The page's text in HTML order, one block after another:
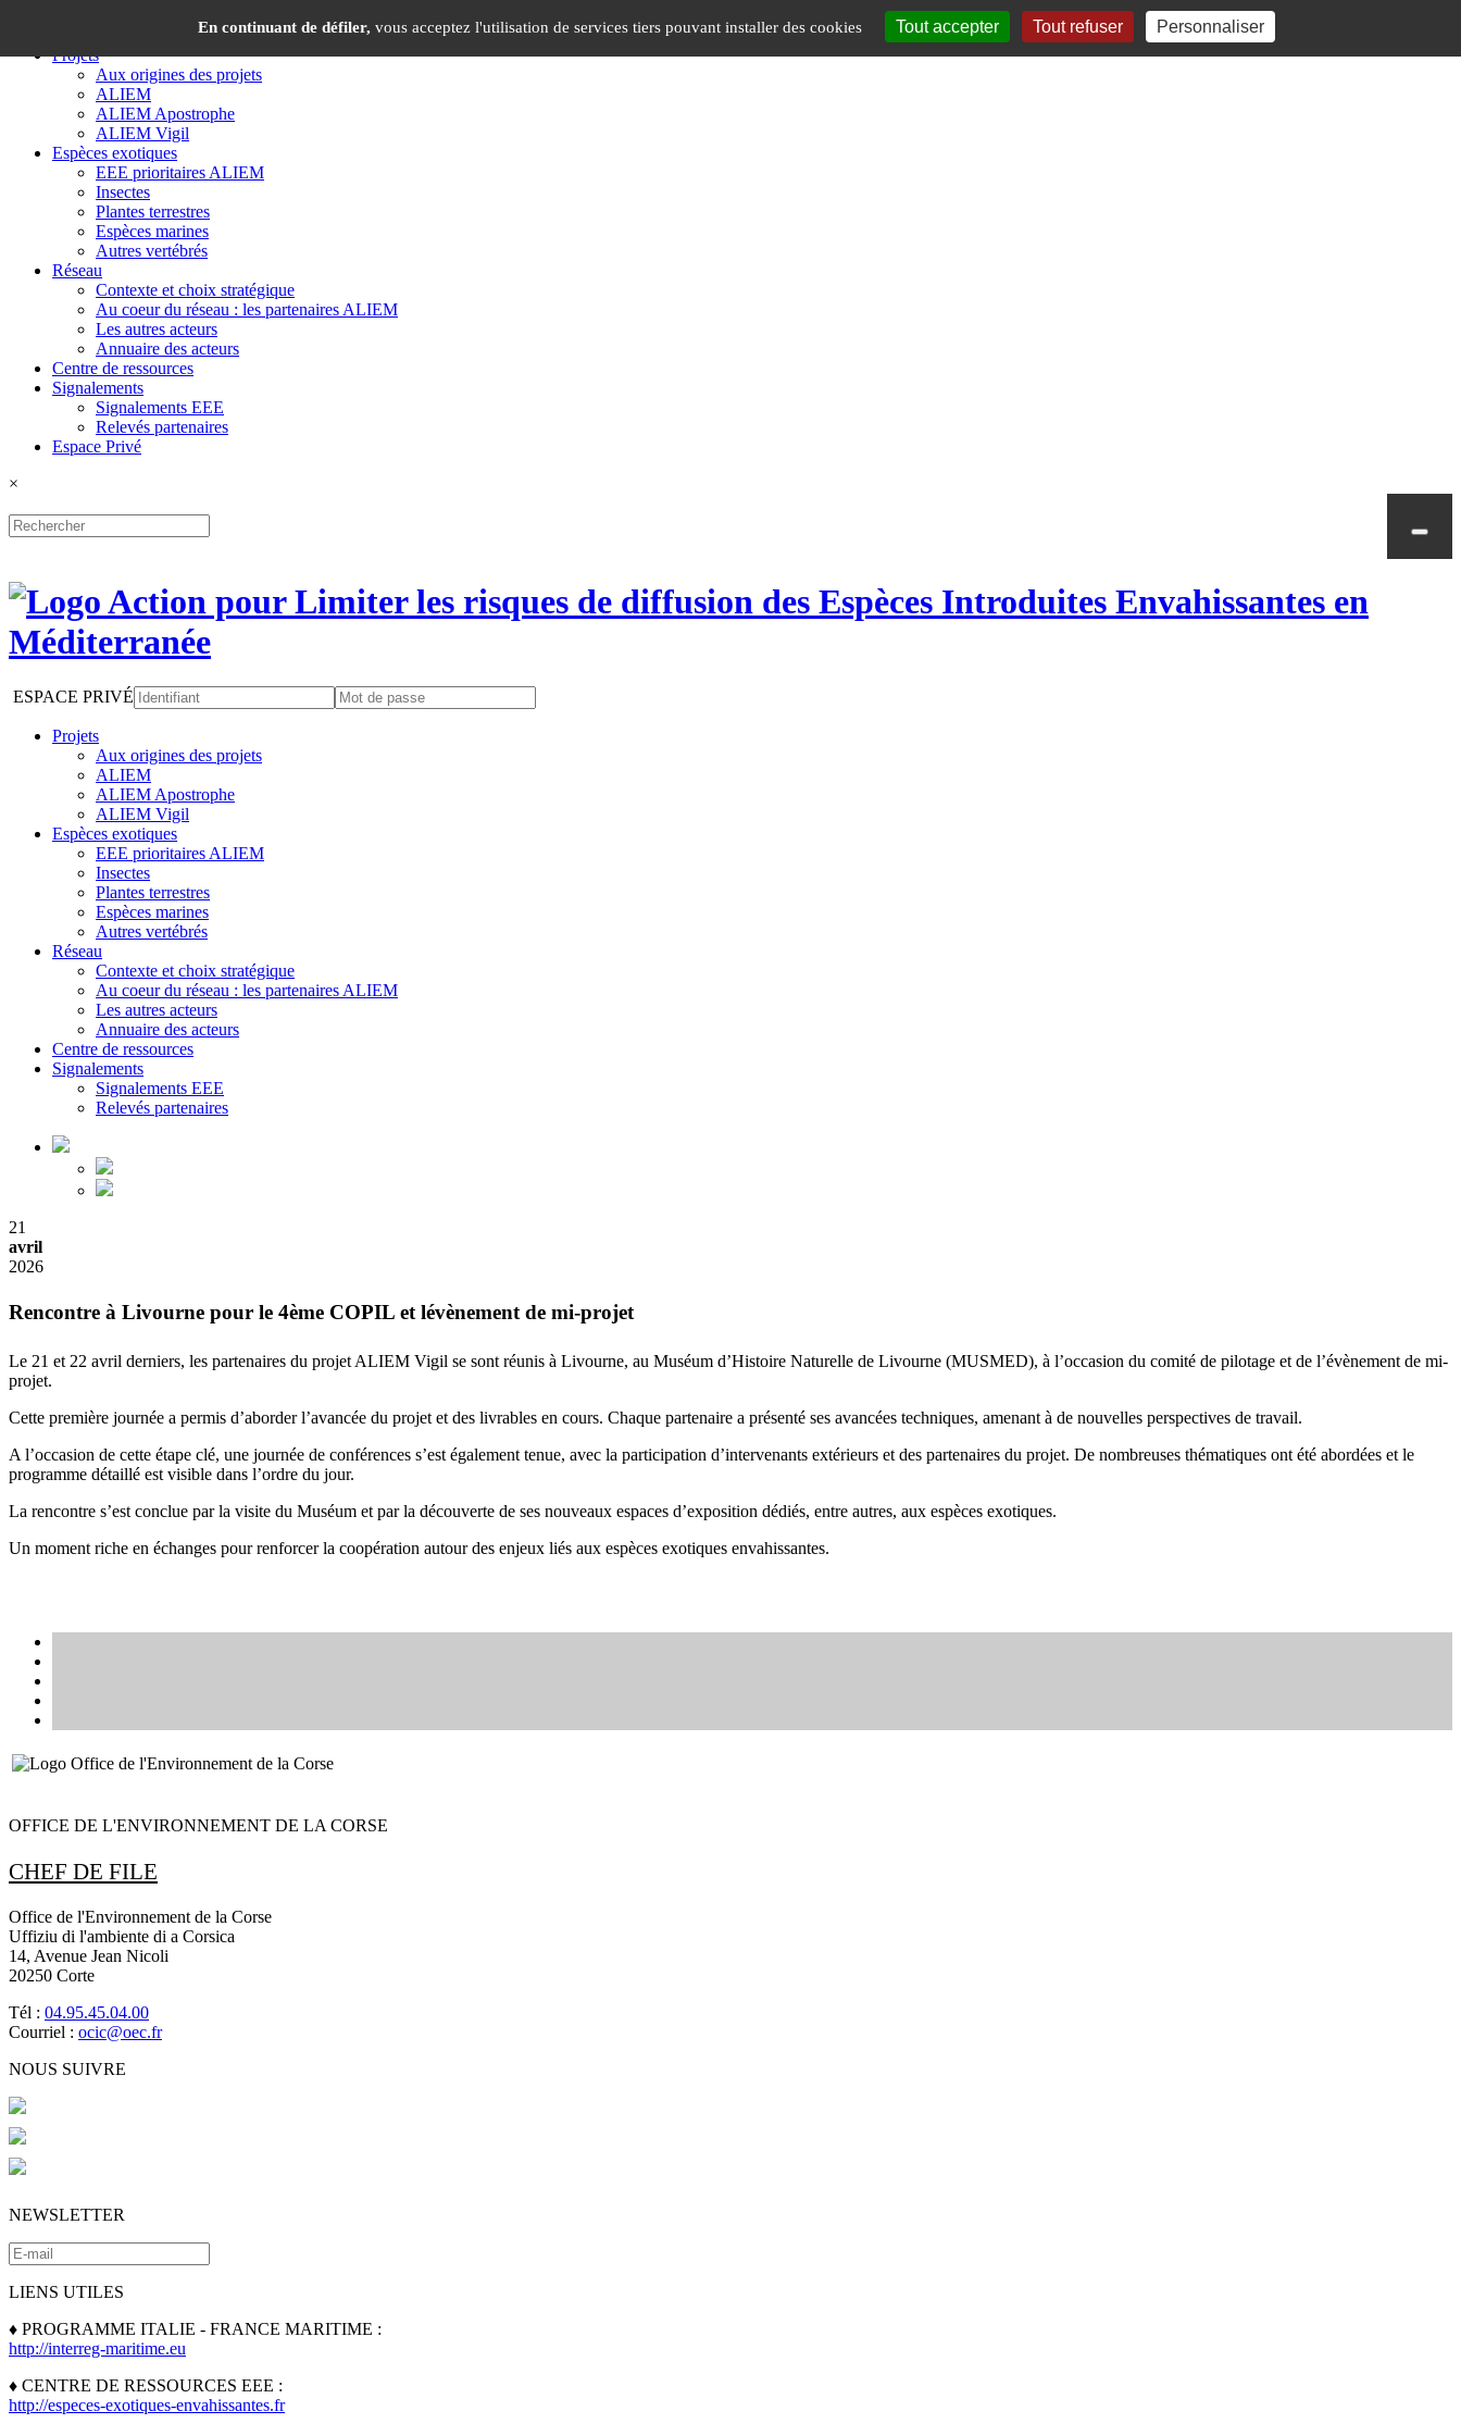
Projets
Aux origines des projets
ALIEM
ALIEM Apostrophe
ALIEM Vigil
Espèces exotiques
EEE prioritaires ALIEM
Insectes
Plantes terrestres
Espèces marines
Autres vertébrés
Réseau
Contexte et choix stratégique
Au coeur du réseau : les partenaires ALIEM
Les autres acteurs
Annuaire des acteurs
Centre de ressources
Signalements
Signalements EEE
Relevés partenaires
Espace Privé
×
ESPACE PRIVÉ
Projets
Aux origines des projets
ALIEM
ALIEM Apostrophe
ALIEM Vigil
Espèces exotiques
EEE prioritaires ALIEM
Insectes
Plantes terrestres
Espèces marines
Autres vertébrés
Réseau
Contexte et choix stratégique
Au coeur du réseau : les partenaires ALIEM
Les autres acteurs
Annuaire des acteurs
Centre de ressources
Signalements
Signalements EEE
Relevés partenaires
21
avril
2026
Rencontre à Livourne pour le 4ème COPIL et lévènement de mi-projet
Le 21 et 22 avril derniers, les partenaires du projet ALIEM Vigil se sont réunis à Livourne, au Muséum d’Histoire Naturelle de Livourne (MUSMED), à l’occasion du comité de pilotage et de l’évènement de mi-
projet.
Cette première journée a permis d’aborder l’avancée du projet et des livrables en cours. Chaque partenaire a présenté ses avancées techniques, amenant à de nouvelles perspectives de travail.
A l’occasion de cette étape clé, une journée de conférences s’est également tenue, avec la participation d’intervenants extérieurs et des partenaires du projet. De nombreuses thématiques ont été abordées et le
programme détaillé est visible dans l’ordre du jour.
La rencontre s’est conclue par la visite du Muséum et par la découverte de ses nouveaux espaces d’exposition dédiés, entre autres, aux espèces exotiques.
Un moment riche en échanges pour renforcer la coopération autour des enjeux liés aux espèces exotiques envahissantes.
OFFICE DE L'ENVIRONNEMENT DE LA CORSE
CHEF DE FILE
Office de l'Environnement de la Corse
Uffiziu di l'ambiente di a Corsica
14, Avenue Jean Nicoli
20250 Corte
Tél : 04.95.45.04.00
Courriel : ocic@oec.fr
NOUS SUIVRE
NEWSLETTER
LIENS UTILES
♦ PROGRAMME ITALIE - FRANCE MARITIME :
http://interreg-maritime.eu
♦ CENTRE DE RESSOURCES EEE :
http://especes-exotiques-envahissantes.fr
En continuant de défiler, vous acceptez l'utilisation de services tiers pouvant installer des cookies Tout accepter Tout refuser Personnaliser